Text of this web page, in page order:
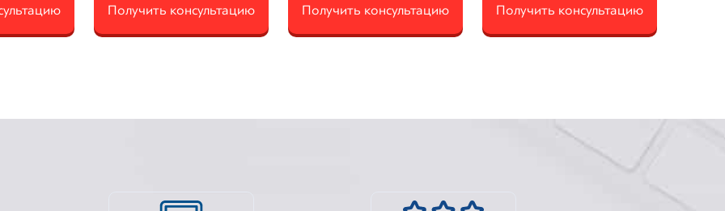
Получить консультацию Получить консультацию Получить консультацию